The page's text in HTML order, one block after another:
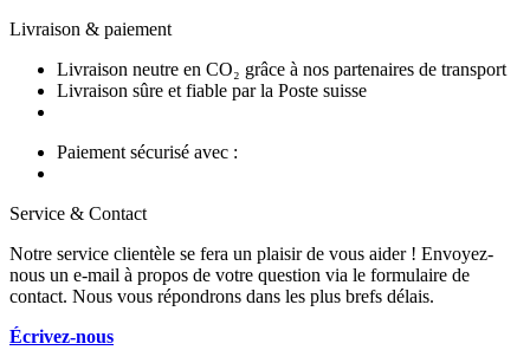
Livraison & paiement
Livraison neutre en CO₂ grâce à nos partenaires de transport
Livraison sûre et fiable par la Poste suisse
Paiement sécurisé avec :
Service & Contact
Notre service clientèle se fera un plaisir de vous aider ! Envoyez-
nous un e-mail à propos de votre question via le formulaire de
contact. Nous vous répondrons dans les plus brefs délais.
Écrivez-nous